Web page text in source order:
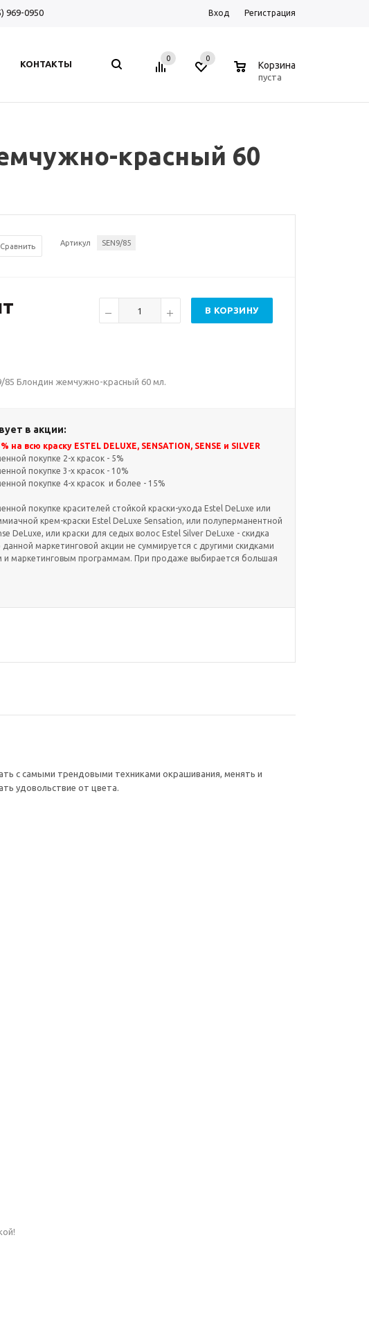
969-0950 Вход Регистрация
КОНТАКТЫ
0 0
Корзина
пуста
красный 60
Сравнить Артикул SEN9/85
В КОРЗИНУ
85 Блондин жемчужно-красный 60 мл.
в акции:
на всю краску ESTEL DELUXE, SENSATION, SENSE и SILVER
покупке 2-х красок - 5%
покупке 3-х красок - 10%
покупке 4-х красок и более - 15%
покупке красителей стойкой краски-ухода Estel DeLuxe или
крем-краски Estel DeLuxe Sensation, или полуперманентной
DeLuxe, или краски для седых волос Estel Silver DeLuxe - скидка
данной маркетинговой акции не суммируется с другими скидками
и маркетинговым программам. При продаже выбирается большая
с самыми трендовыми техниками окрашивания, менять и
удовольствие от цвета.